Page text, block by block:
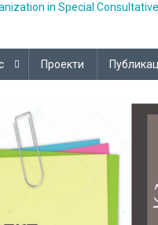
in Special
Проекти